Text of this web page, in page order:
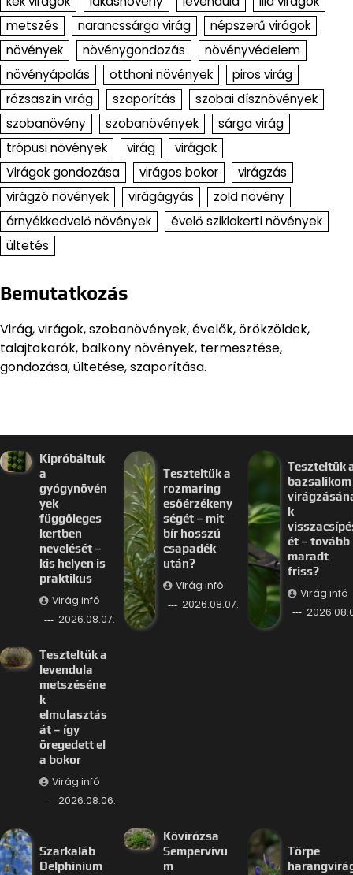
metszés
narancssárga virág
népszerű virágok
növények
növénygondozás
növényvédelem
növényápolás
otthoni növények
piros virág
rózsaszín virág
szaporítás
szobai dísznövények
szobanövény
szobanövények
sárga virág
trópusi növények
virág
virágok
Virágok gondozása
virágos bokor
virágzás
virágzó növények
virágágyás
zöld növény
árnyékkedvelő növények
évelő sziklakerti növények
ültetés
Bemutatkozás
Virág, virágok, szobanövények, évelők, örökzöldek,
talajtakarók, balkony növények, termesztése,
gondozása, ültetése, szaporítása.
Kipróbáltuk
a
gyógynövén
yek
függőleges
kertben
nevelését –
kis helyen is
praktikus
Virág infó
2026.08.07.
Teszteltük a
rozmaring
esőérzékeny
ségét – mit
bír hosszú
csapadék
után?
Virág infó
2026.08.07.
Teszteltük
bazsalikom
k
ét – tovább
maradt
friss?
Virág infó
Teszteltük a
levendula
metszéséne
k
elmulasztás
át – így
öregedett el
a bokor
Virág infó
2026.08.06.
Szarkaláb
Delphinium
Kövirózsa
Sempervivu
m
Törpe